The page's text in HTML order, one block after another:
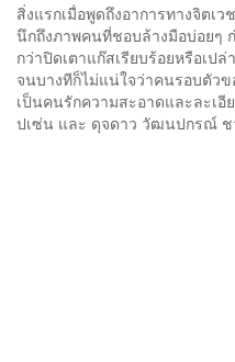
สิ่งแรกเมื่อพูดถึงอาการทางจิตเ
นึกถึงภาพคนที่ชอบล้างมือบ่อยๆ
กว่าปิดเตาแก๊สเรียบร้อยหรือเป
จนบางทีก็ไม่แน่ใจว่าคนรอบตัว
เป็นคนรักความสะอาดและละเ
ปเซ่น และ ดุจดาว วัฒนปกรณ์ ช